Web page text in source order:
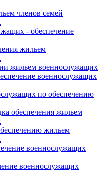
членов семей
- обеспечение
жильем
жильем военнослужащих
военнослужащих
по обеспечению
обеспечения жильем
жильем
военнослужащих
военнослужащих